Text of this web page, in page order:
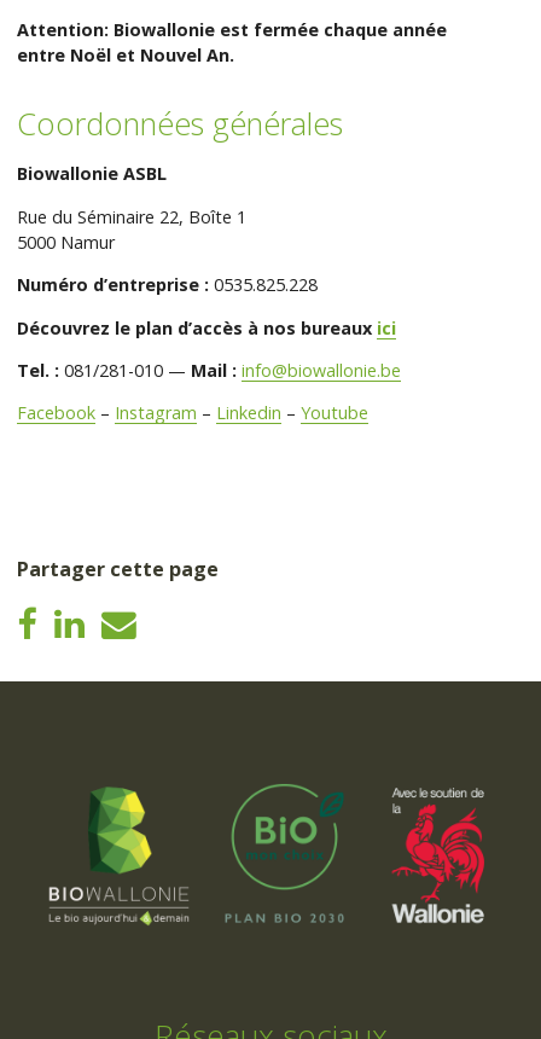
Attention: Biowallonie est fermée chaque année
entre Noël et Nouvel An.
Coordonnées générales
Biowallonie ASBL
Rue du Séminaire 22, Boîte 1
5000 Namur
Numéro d’entreprise : 0535.825.228
Découvrez le plan d’accès à nos bureaux ici
Tel. : 081/281-010 — Mail : info@biowallonie.be
Facebook – Instagram – Linkedin –Youtube
Partager cette page